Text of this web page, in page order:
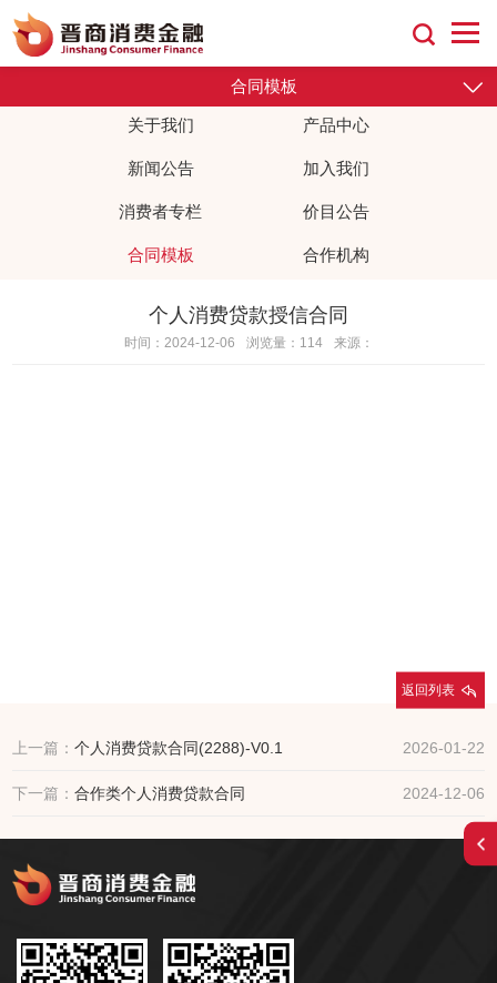
合同模板
关于我们 产品中心
新闻公告 加入我们
消费者专栏 价目公告
合同模板 合作机构
个人消费贷款授信合同
时间：2024-12-06 浏览量：114 来源：
上一篇：个人消费贷款合同(2288)-V0.1 2026-01-22
下一篇：合作类个人消费贷款合同 2024-12-06
返回列表